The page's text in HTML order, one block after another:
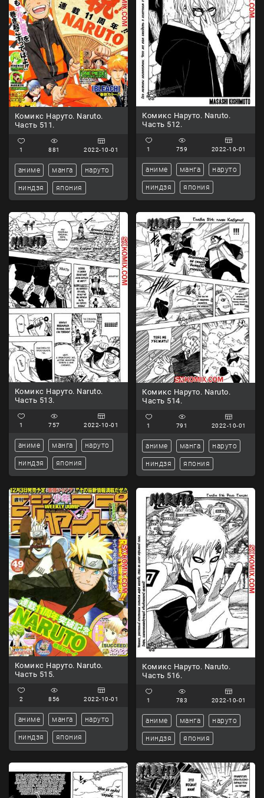
Комикс Наруто. Naruto.
Часть 511.
1 881 2022-10-01
аниме манга наруто
ниндзя япония
Комикс Наруто. Naruto.
Часть 512.
1 759 2022-10-01
аниме манга наруто
ниндзя япония
Комикс Наруто. Naruto.
Часть 513.
1 757 2022-10-01
аниме манга наруто
ниндзя япония
Комикс Наруто. Naruto.
Часть 514.
1 791 2022-10-01
аниме манга наруто
ниндзя япония
Комикс Наруто. Naruto.
Часть 515.
2 856 2022-10-01
аниме манга наруто
ниндзя япония
Комикс Наруто. Naruto.
Часть 516.
1 783 2022-10-01
аниме манга наруто
ниндзя япония